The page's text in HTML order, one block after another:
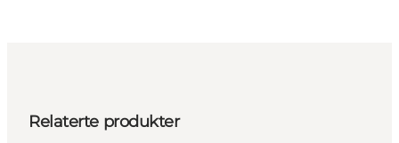
Relaterte produkter